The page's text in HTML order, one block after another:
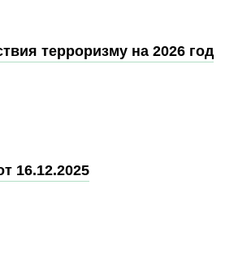
терроризму на 2026 год
16.12.2025